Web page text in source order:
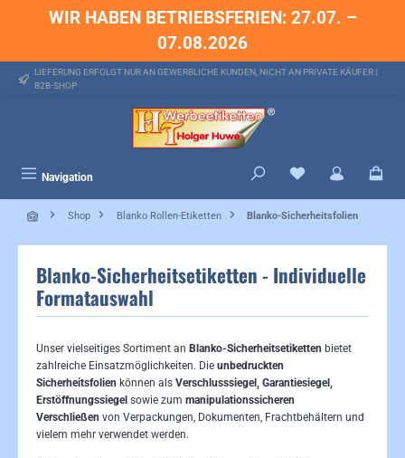
springenWIR HABEN BETRIEBSFERIEN: 27.07. –
07.08.2026
LIEFERUNG ERFOLGT NUR AN GEWERBLICHE KUNDEN, NICHT AN PRIVATE KÄUFER |
B2B-SHOP
Navigation Du hast 0 Produkte
Shop Blanko Rollen-Etiketten Blanko-Sicherheitsfolien
Blanko-Sicherheitsetiketten - Individuelle
Formatauswahl
Unser vielseitiges Sortiment an Blanko-Sicherheitsetiketten bietet
zahlreiche Einsatzmöglichkeiten. Die unbedruckten
Sicherheitsfolien können als Verschlusssiegel, Garantiesiegel,
Erstöffnungssiegel sowie zum manipulationssicheren
Verschließen von Verpackungen, Dokumenten, Frachtbehältern und
vielem mehr verwendet werden.